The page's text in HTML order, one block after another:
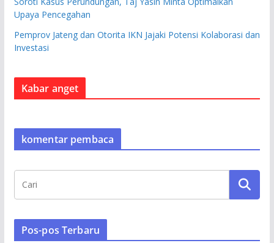
Upaya Pencegahan
Pemprov Jateng dan Otorita IKN Jajaki Potensi Kolaborasi dan
Investasi
Kabar anget
komentar pembaca
Pos-pos Terbaru